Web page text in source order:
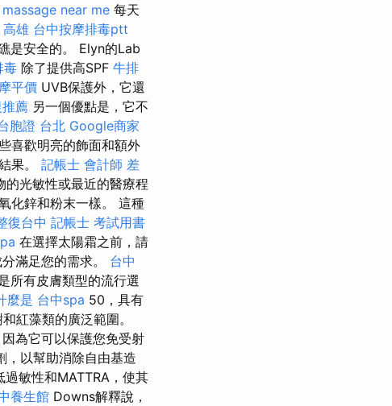
massage near me 每天
高雄 台中按摩排毒ptt
是安全的。 Elyn的Lab
毒 除了提供高SPF 牛排
平價 UVB保護外，它還
薦 另一個優點是，它不
胞證 台北 Google商家
喜歡明亮的飾面和額外
果。 記帳士 會計師 差
光敏性或最近的醫療程
化鋅和粉末一樣。 這種
復台中 記帳士 考試用書
在選擇太陽霜之前，請
滿足您的需求。 台中
所有皮膚類型的流行選
麼是 台中spa 50，具有
紅藻類的廣泛範圍。
為它可以保護您免受射
，以幫助消除自由基造
過敏性和MATTRA，使其
養生館 Downs解釋說，